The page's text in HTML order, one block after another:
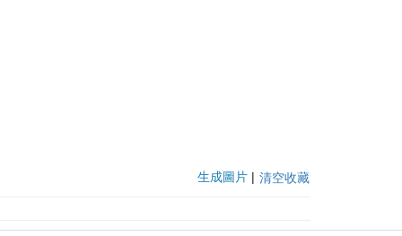
生成圖片 | 清空收藏